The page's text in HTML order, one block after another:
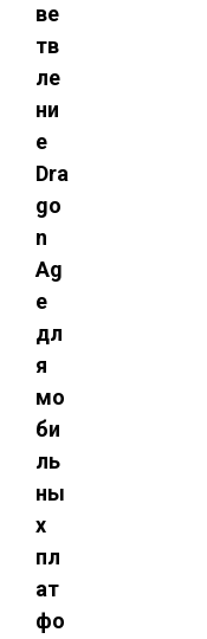
ве
тв
ле
ни
е
Dra
go
n
Ag
e
дл
я
мо
би
ль
ны
х
пл
ат
фо